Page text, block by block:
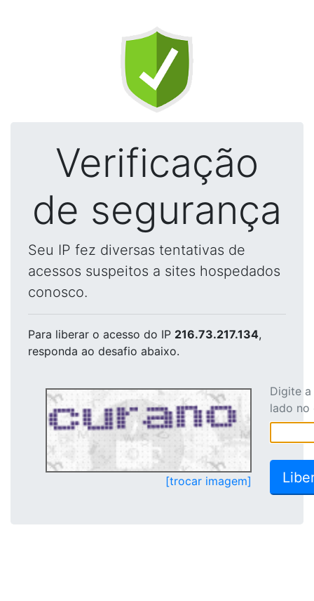
Verificação
de segurança
Seu IP fez diversas tentativas de
acessos suspeitos a sites hospedados
conosco.
Para liberar o acesso do IP 216.73.217.134,
responda ao desafio abaixo.
[trocar imagem]
Digite
lado no